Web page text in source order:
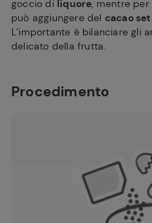
goccio di liquore, mentre
può aggiungere del cacao
L’importante è bilanciare gli
delicato della frutta.
Procedimento